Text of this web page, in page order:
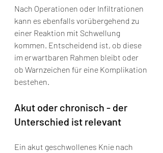
Nach Operationen oder Infiltrationen
kann es ebenfalls vorübergehend zu
einer Reaktion mit Schwellung
kommen. Entscheidend ist, ob diese
im erwartbaren Rahmen bleibt oder
ob Warnzeichen für eine Komplikation
bestehen.
Akut oder chronisch - der
Unterschied ist relevant
Ein akut geschwollenes Knie nach